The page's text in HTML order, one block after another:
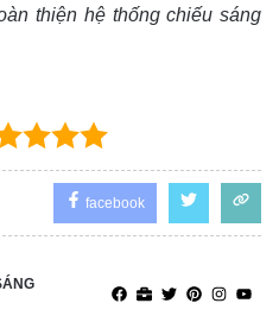
thiện hệ thống chiếu sáng
facebook